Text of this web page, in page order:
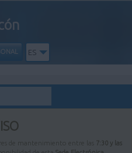
ES
de mantenimiento entre las
7:30 y las